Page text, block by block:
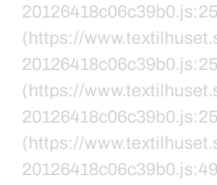
(https://
(https://
(https://